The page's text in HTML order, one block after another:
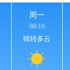
周一
08/10
晴转多云